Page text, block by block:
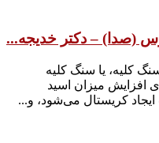
(صدا) – دکتر خدیجه...
کلیه، یا سنگ کلیه
افزایش میزان اسید
کریستال می‌شود، و...